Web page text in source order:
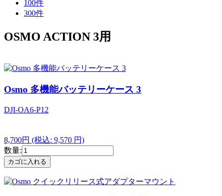
100件
300件
OSMO ACTION 3用
Osmo 多機能バッテリーケース 3
DJI-OA6-P12
8,700円 (税込: 9,570 円)
数量: